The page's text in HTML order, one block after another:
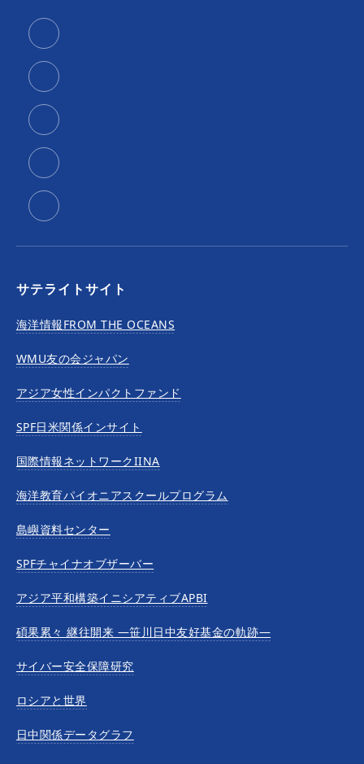
サテライトサイト
海洋情報FROM THE OCEANS
WMU友の会ジャパン
アジア女性インパクトファンド
SPF日米関係インサイト
国際情報ネットワークIINA
海洋教育パイオニアスクールプログラム
島嶼資料センター
SPFチャイナオブザーバー
アジア平和構築イニシアティブAPBI
碩果累々 継往開来 —笹川日中友好基金の軌跡—
サイバー安全保障研究
ロシアと世界
日中関係データグラフ